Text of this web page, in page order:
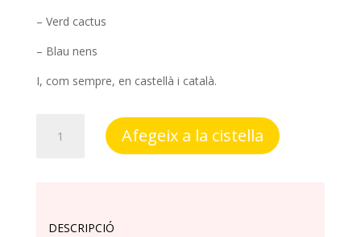
– Verd cactus
– Blau nens
I, com sempre, en castellà i català.
Afegeix a la cistella
DESCRIPCIÓ